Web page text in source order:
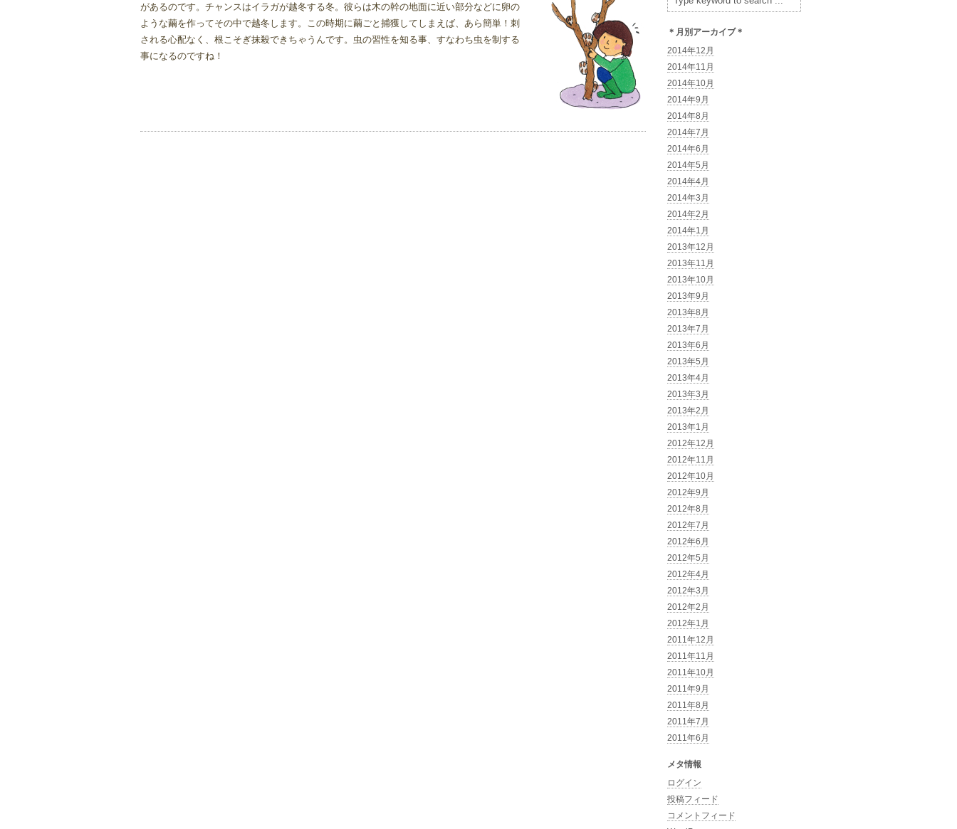
があるのです。チャンスはイラガが越冬する冬。彼らは木の幹の地面に近い部分などに卵の
ような繭を作ってその中で越冬します。この時期に繭ごと捕獲してしまえば、あら簡単！刺
される心配なく、根こそぎ抹殺できちゃうんです。虫の習性を知る事、すなわち虫を制する
事になるのですね！
＊月別アーカイブ＊
2014年12月
2014年11月
2014年10月
2014年9月
2014年8月
2014年7月
2014年6月
2014年5月
2014年4月
2014年3月
2014年2月
2014年1月
2013年12月
2013年11月
2013年10月
2013年9月
2013年8月
2013年7月
2013年6月
2013年5月
2013年4月
2013年3月
2013年2月
2013年1月
2012年12月
2012年11月
2012年10月
2012年9月
2012年8月
2012年7月
2012年6月
2012年5月
2012年4月
2012年3月
2012年2月
2012年1月
2011年12月
2011年11月
2011年10月
2011年9月
2011年8月
2011年7月
2011年6月
メタ情報
ログイン
投稿フィード
コメントフィード